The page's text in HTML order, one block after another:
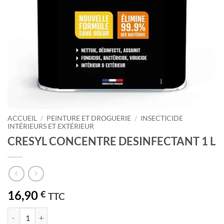
ACCUEIL / PEINTURE ET DROGUERIE / INSECTICIDE
INTÉRIEURS ET EXTÉRIEUR
CRESYL CONCENTRE DESINFECTANT 1 L
16,90 € TTC